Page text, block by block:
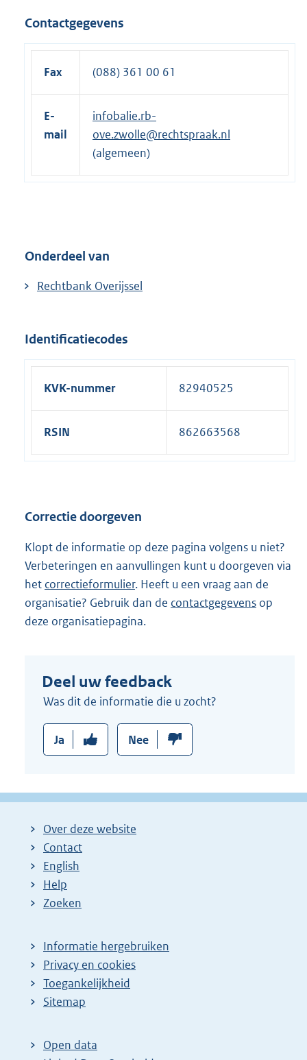
Contactgegevens
Fax (088) 361 00 61
E-
mail
infobalie.rb-
ove.zwolle@rechtspraak.nl
(algemeen)
Onderdeel van
Rechtbank Overijssel
Identificatiecodes
KVK-nummer 82940525
RSIN 862663568
Correctie doorgeven
Klopt de informatie op deze pagina volgens u niet?
Verbeteringen en aanvullingen kunt u doorgeven via
het correctieformulier. Heeft u een vraag aan de
organisatie? Gebruik dan de contactgegevens op
deze organisatiepagina.
Deel uw feedback
Was dit de informatie die u zocht?
Ja Nee
Over deze website
Contact
English
Help
Zoeken
Informatie hergebruiken
Privacy en cookies
Toegankelijkheid
Sitemap
Open data